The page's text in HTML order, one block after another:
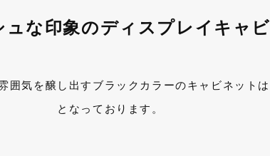
ュな印象のディスプレイキャ
囲気を醸し出すブラックカラーのキャビネット
となっております。